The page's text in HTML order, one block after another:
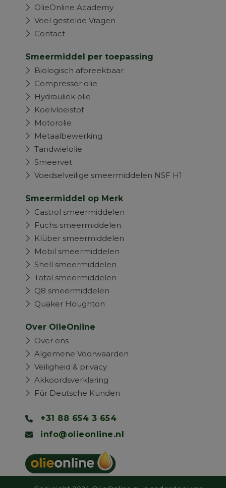
OlieOnline Academy
Veel gestelde Vragen
Contact
Smeermiddel per toepassing
Biologisch afbreekbaar
Compressor olie
Hydrauliek olie
Koelvloeistof
Motorolie
Metaalbewerking
Tandwielolie
Smeervet
Voedselveilige smeermiddelen NSF H1
Smeermiddel op Merk
Castrol smeermiddelen
Fuchs smeermiddelen
Klüber smeermiddelen
Mobil smeermiddelen
Shell smeermiddelen
Total smeermiddelen
Q8 smeermiddelen
Quaker Houghton
Over OlieOnline
Over ons
Algemene Voorwaarden
Veiligheid & privacy
Akkoordsverklaring
Für Deutsche Kunden
+31 88 654 3 654
info@olieonline.nl